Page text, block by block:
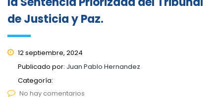
de Justicia y Paz.
12 septiembre, 2024
Publicado por: Juan Pablo Hernandez
Categoría:
No hay comentarios